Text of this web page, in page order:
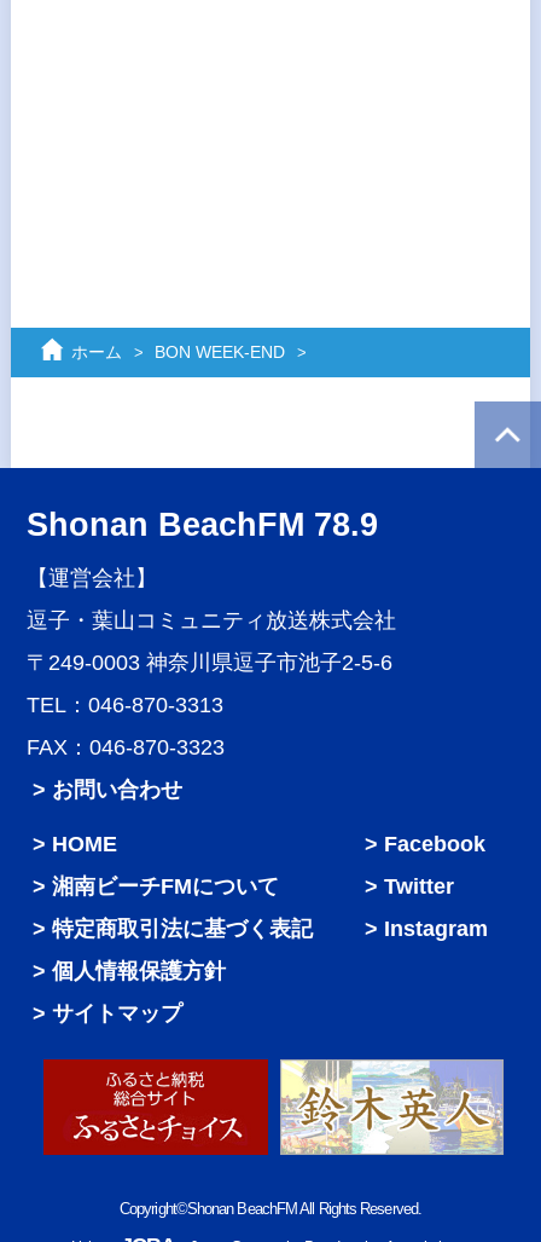
ホーム BON WEEK‐END
Shonan BeachFM 78.9
【運営会社】
逗子・葉山コミュニティ放送株式会社
〒249-0003 神奈川県逗子市池子2-5-6
TEL：046-870-3313
FAX：046-870-3323
> お問い合わせ
HOME
湘南ビーチFMについて
特定商取引法に基づく表記
個人情報保護方針
サイトマップ
Facebook
Twitter
Instagram
Copyright©Shonan BeachFM All Rights Reserved.